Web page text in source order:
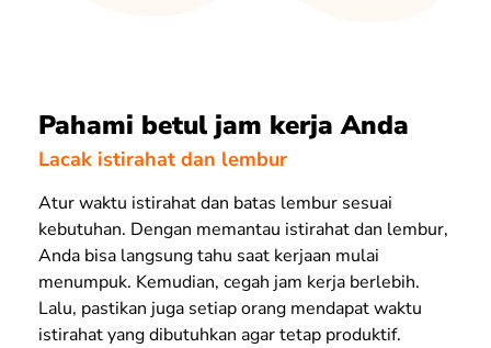
Pahami betul jam kerja Anda
Lacak istirahat dan lembur
Atur waktu istirahat dan batas lembur sesuai
kebutuhan. Dengan memantau istirahat dan lembur,
Anda bisa langsung tahu saat kerjaan mulai
menumpuk. Kemudian, cegah jam kerja berlebih.
Lalu, pastikan juga setiap orang mendapat waktu
istirahat yang dibutuhkan agar tetap produktif.